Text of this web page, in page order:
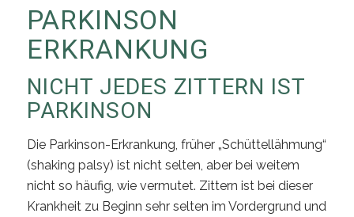
PARKINSON
ERKRANKUNG
NICHT JEDES ZITTERN IST
PARKINSON
Die Parkinson-Erkrankung, früher „Schüttellähmung“
(shaking palsy) ist nicht selten, aber bei weitem
nicht so häufig, wie vermutet. Zittern ist bei dieser
Krankheit zu Beginn sehr selten im Vordergrund und